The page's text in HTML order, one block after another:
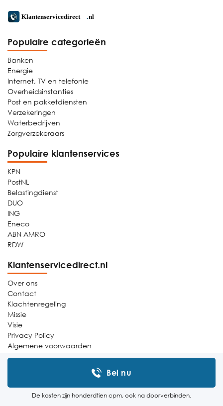
Populaire categorieën
Banken
Energie
Internet, TV en telefonie
Overheidsinstanties
Post en pakketdiensten
Verzekeringen
Waterbedrijven
Zorgverzekeraars
Populaire klantenservices
KPN
PostNL
Belastingdienst
DUO
ING
Eneco
ABN AMRO
RDW
Klantenservicedirect.nl
Over ons
Contact
Klachtenregeling
Missie
Visie
Privacy Policy
Algemene voorwaarden
Sitemap
Bel nu
De kosten zijn honderdtien cpm, ook na doorverbinden.